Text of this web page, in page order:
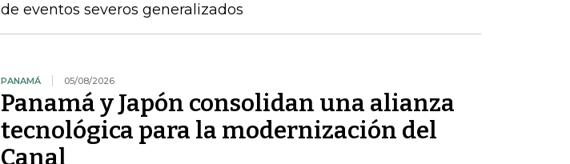
de eventos severos generalizados
PANAMÁ 05/08/2026
Panamá y Japón consolidan una alianza
tecnológica para la modernización del
Canal